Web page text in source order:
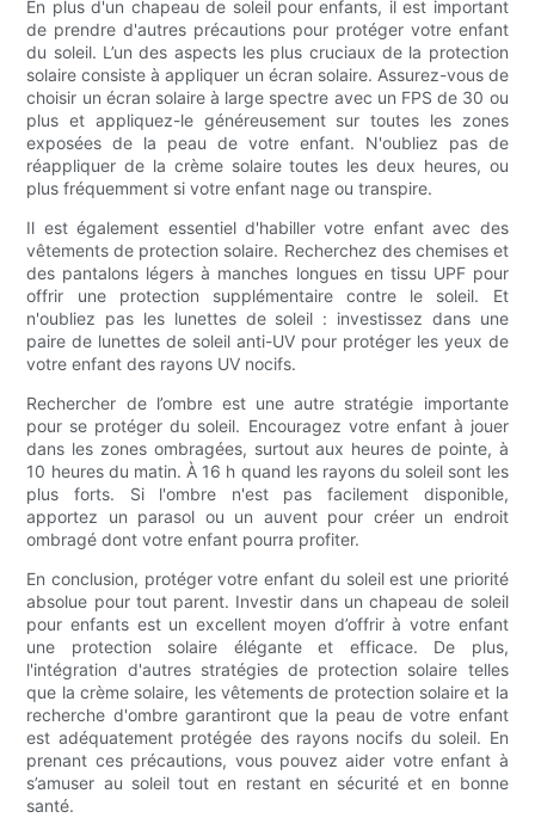
En plus d'un chapeau de soleil pour enfants, il est important
de prendre d'autres précautions pour protéger votre enfant
du soleil. L’un des aspects les plus cruciaux de la protection
solaire consiste à appliquer un écran solaire. Assurez-vous de
choisir un écran solaire à large spectre avec un FPS de 30 ou
plus et appliquez-le généreusement sur toutes les zones
exposées de la peau de votre enfant. N'oubliez pas de
réappliquer de la crème solaire toutes les deux heures, ou
plus fréquemment si votre enfant nage ou transpire.
Il est également essentiel d'habiller votre enfant avec des
vêtements de protection solaire. Recherchez des chemises et
des pantalons légers à manches longues en tissu UPF pour
offrir une protection supplémentaire contre le soleil. Et
n'oubliez pas les lunettes de soleil : investissez dans une
paire de lunettes de soleil anti-UV pour protéger les yeux de
votre enfant des rayons UV nocifs.
Rechercher de l’ombre est une autre stratégie importante
pour se protéger du soleil. Encouragez votre enfant à jouer
dans les zones ombragées, surtout aux heures de pointe, à
10 heures du matin. À 16 h quand les rayons du soleil sont les
plus forts. Si l'ombre n'est pas facilement disponible,
apportez un parasol ou un auvent pour créer un endroit
ombragé dont votre enfant pourra profiter.
En conclusion, protéger votre enfant du soleil est une priorité
absolue pour tout parent. Investir dans un chapeau de soleil
pour enfants est un excellent moyen d’offrir à votre enfant
une protection solaire élégante et efficace. De plus,
l'intégration d'autres stratégies de protection solaire telles
que la crème solaire, les vêtements de protection solaire et la
recherche d'ombre garantiront que la peau de votre enfant
est adéquatement protégée des rayons nocifs du soleil. En
prenant ces précautions, vous pouvez aider votre enfant à
s’amuser au soleil tout en restant en sécurité et en bonne
santé.